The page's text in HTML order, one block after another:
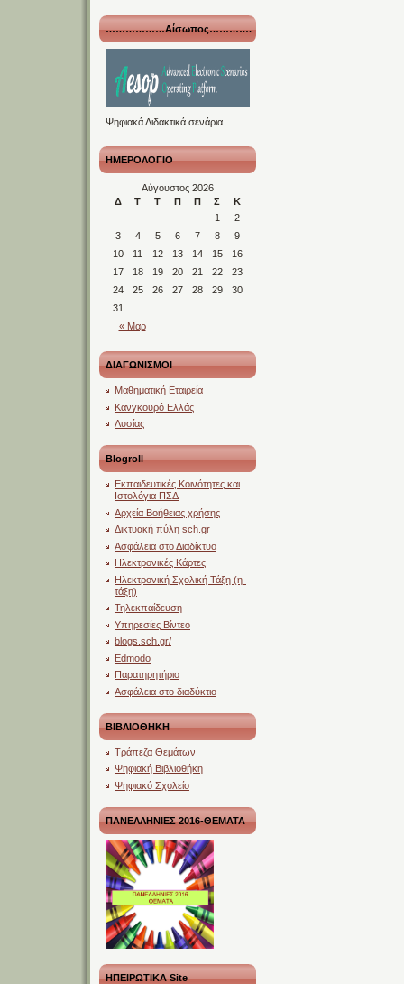
………………Αίσωπος………….
Ψηφιακά Διδακτικά σενάρια
ΗΜΕΡΟΛΟΓΙΟ
Αύγουστος 2026
Δ
Τ Τ Π Π Σ Κ
« Μαρ
1
2
3
4 5 6 7 8
9
10
11 12 13 14 15
16
17
18 19 20 21 22
23
24
25 26 27 28 29
30
31
ΔΙΑΓΩΝΙΣΜΟΙ
Μαθηματική Εταιρεία
Κανγκουρό Ελλάς
Λυσίας
Blogroll
Εκπαιδευτικές Κοινότητες και
Ιστολόγια ΠΣΔ
Αρχεία Βοήθειας χρήσης
Δικτυακή πύλη sch.gr
Ασφάλεια στο Διαδίκτυο
Ηλεκτρονικές Κάρτες
Ηλεκτρονική Σχολική Τάξη (η-
τάξη)
Τηλεκπαίδευση
Υπηρεσίες Βίντεο
blogs.sch.gr/
Edmodo
Παρατηρητήριο
Ασφάλεια στο διαδύκτιο
ΒΙΒΛΙΟΘΗΚΗ
Τράπεζα Θεμάτων
Ψηφιακή Βιβλιοθήκη
Ψηφιακό Σχολείο
ΠΑΝΕΛΛΗΝΙΕΣ 2016-ΘΕΜΑΤΑ
ΗΠΕΙΡΩΤΙΚΑ Site